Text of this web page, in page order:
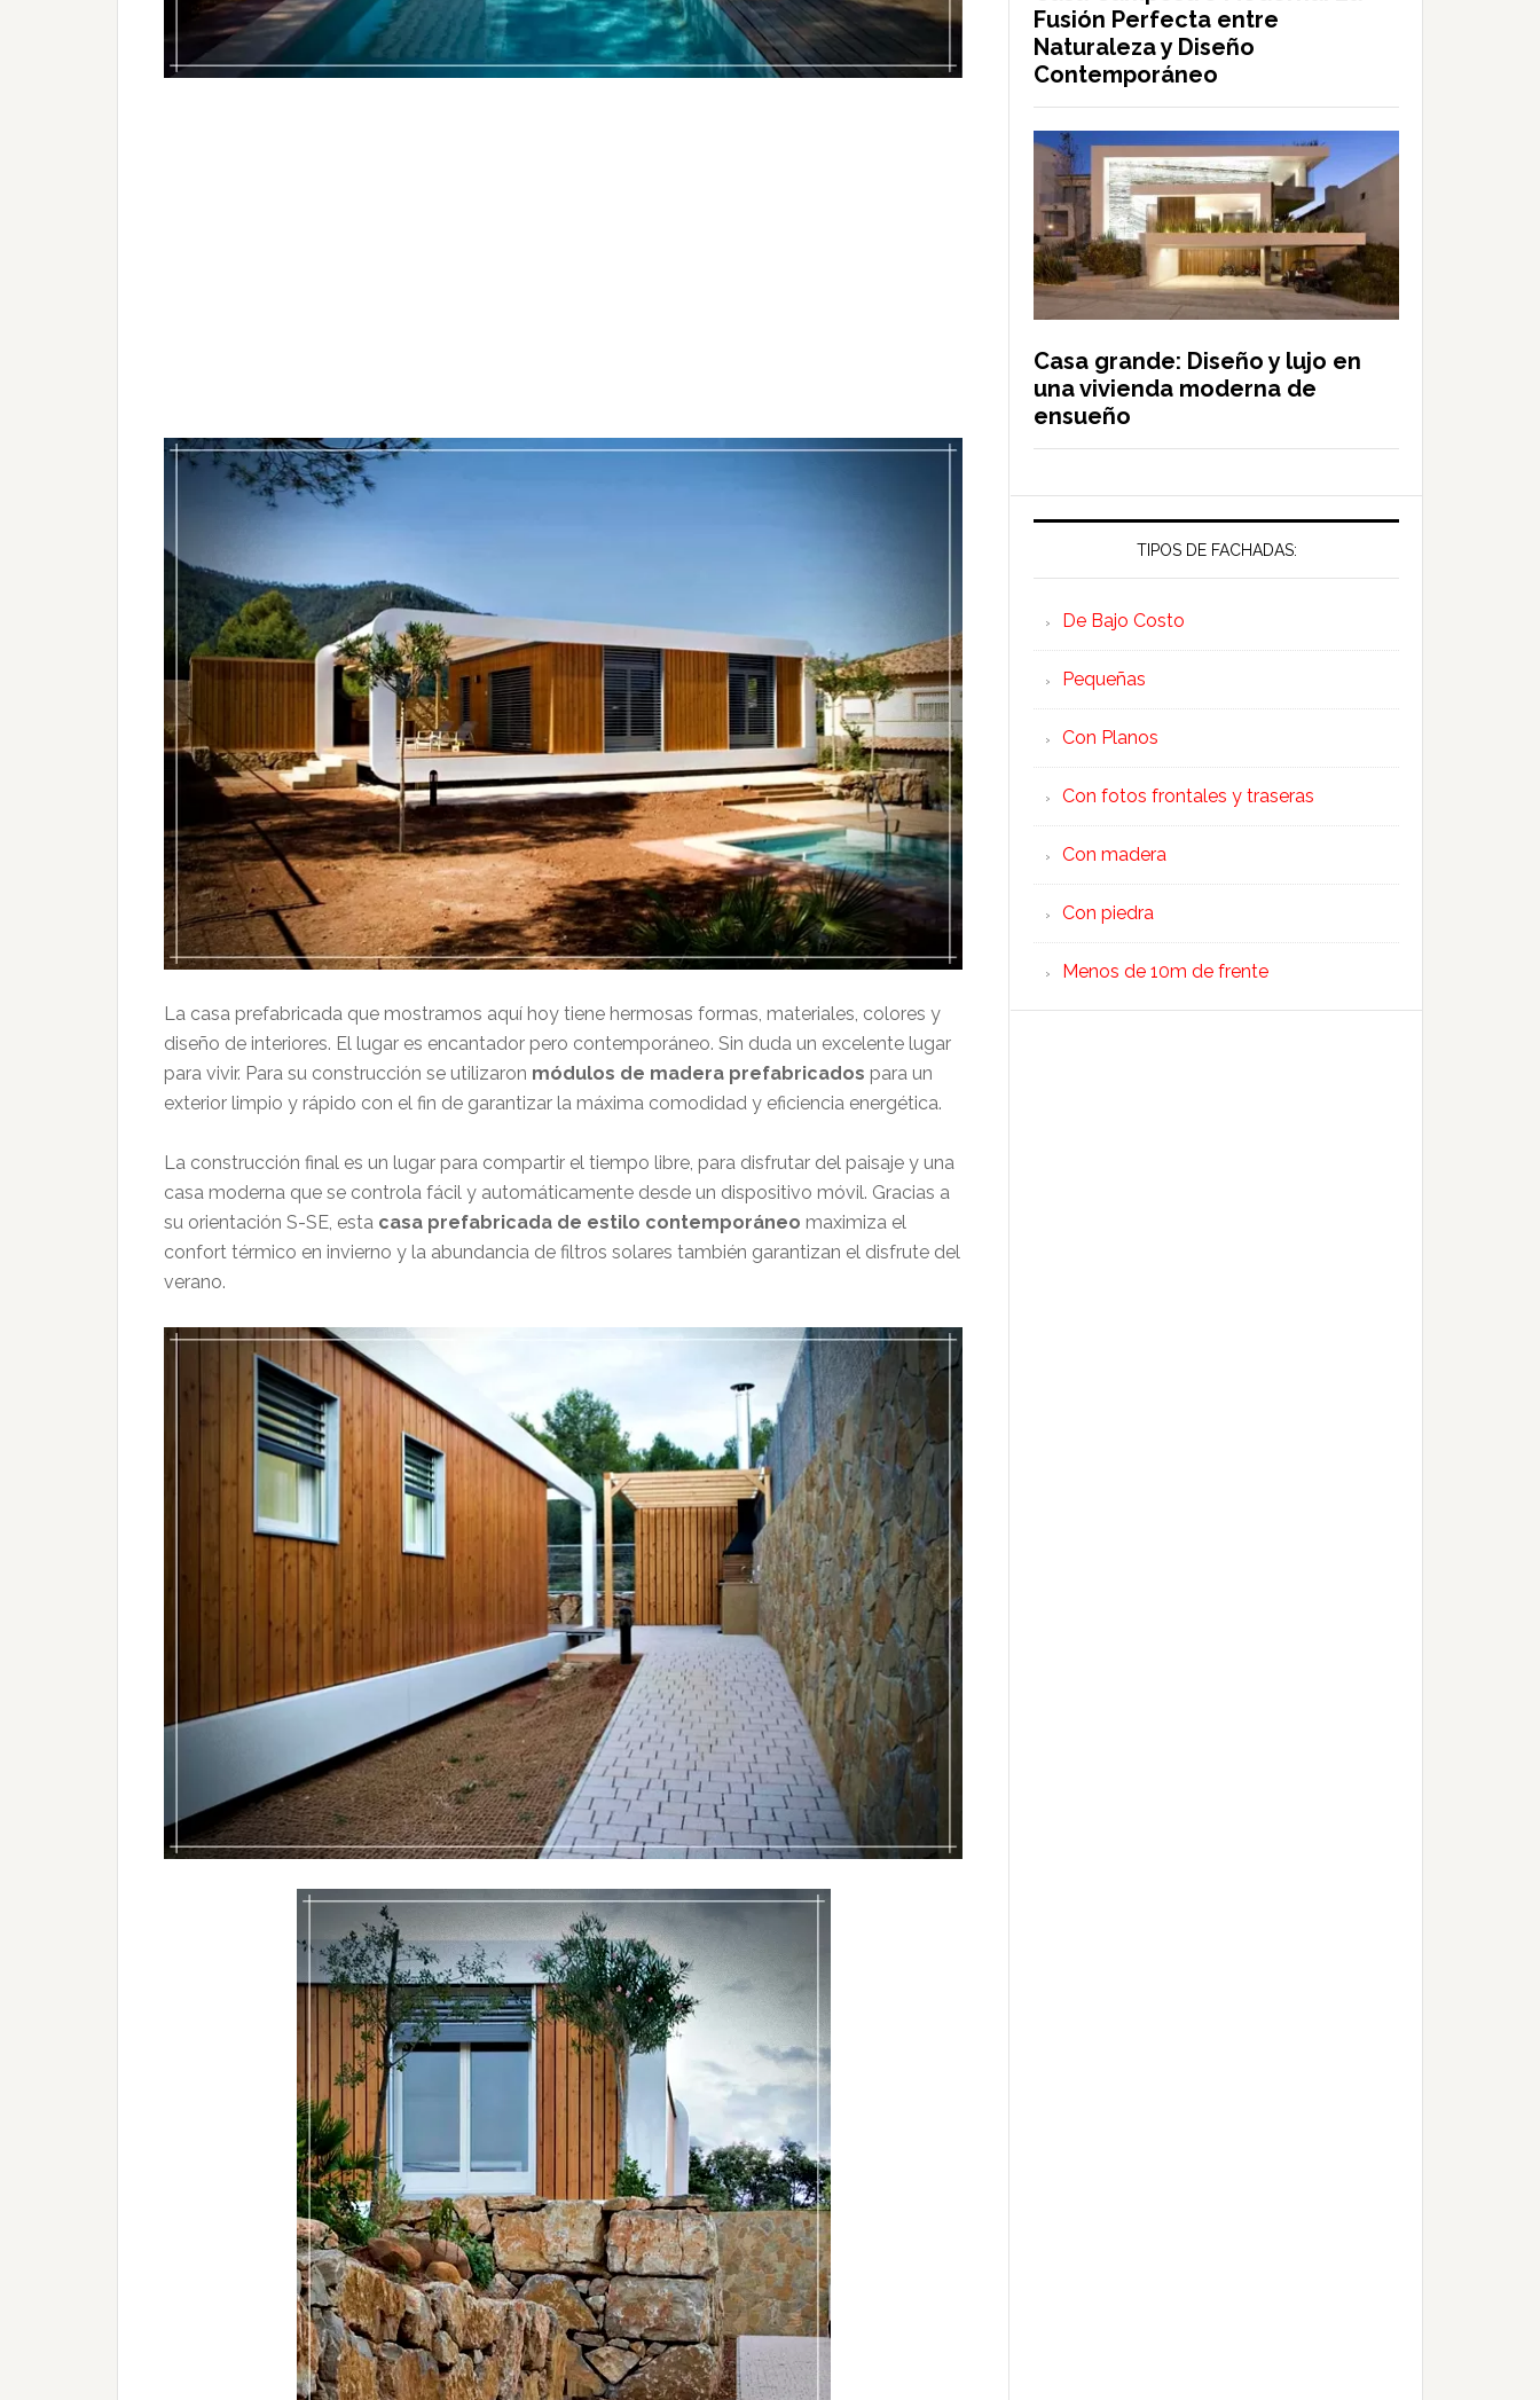
La casa prefabricada que mostramos aquí hoy tiene hermosas formas, materiales, colores y
diseño de interiores. El lugar es encantador pero contemporáneo. Sin duda un excelente lugar
para vivir. Para su construcción se utilizaron módulos de madera prefabricados para un
exterior limpio y rápido con el fin de garantizar la máxima comodidad y eficiencia energética.
La construcción final es un lugar para compartir el tiempo libre, para disfrutar del paisaje y una
casa moderna que se controla fácil y automáticamente desde un dispositivo móvil. Gracias a
su orientación S-SE, esta casa prefabricada de estilo contemporáneo maximiza el
confort térmico en invierno y la abundancia de filtros solares también garantizan el disfrute del
verano.
Fusión Perfecta entre
Naturaleza y Diseño
Contemporáneo
Casa grande: Diseño y lujo en
una vivienda moderna de
ensueño
TIPOS DE FACHADAS:
De Bajo Costo
Pequeñas
Con Planos
Con fotos frontales y traseras
Con madera
Con piedra
Menos de 10m de frente